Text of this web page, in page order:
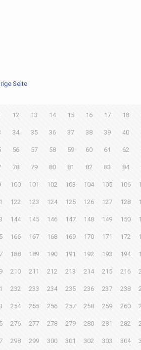
Seite
12 13 14 15 16 17 18
34 35 36 37 38 39 40
56 57 58 59 60 61 62
78 79 80 81 82 83 84
100 101 102 103 104 105 106
122 123 124 125 126 127 128
144 145 146 147 148 149 150
166 167 168 169 170 171 172
188 189 190 191 192 193 194
210 211 212 213 214 215 216
232 233 234 235 236 237 238
254 255 256 257 258 259 260
276 277 278 279 280 281 282
298 299 300 301 302 303 304